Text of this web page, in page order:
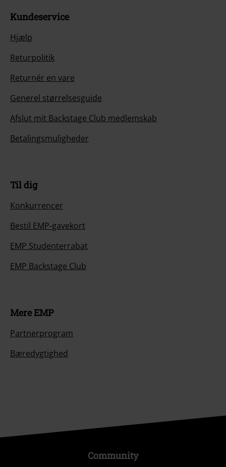
Kundeservice
Hjælp
Returpolitik
Returnér en vare
Generel størrelsesguide
Afslut mit Backstage Club medlemskab
Betalingsmuligheder
Til dig
Konkurrencer
Bestil EMP-gavekort
EMP Studenterrabat
EMP Backstage Club
Mere EMP
Partnerprogram
Bæredygtighed
Community